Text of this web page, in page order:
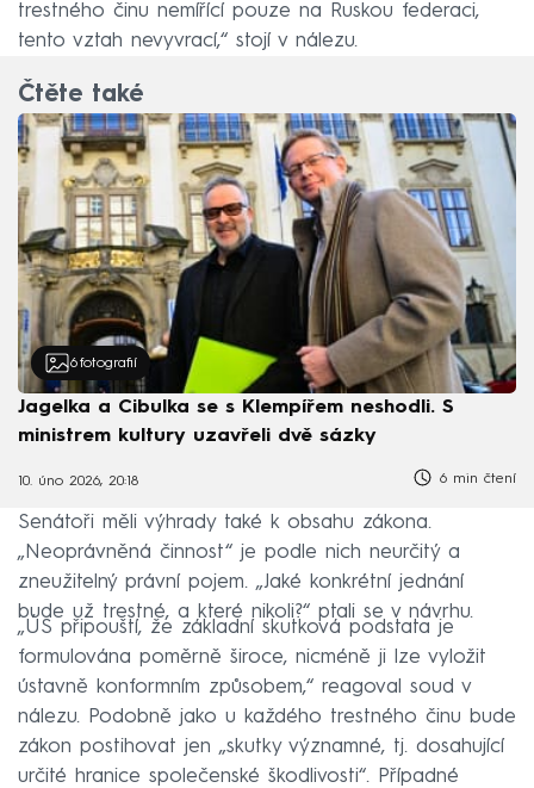
trestného činu nemířící pouze na Ruskou federaci,
tento vztah nevyvrací,“ stojí v nálezu.
Čtěte také
6 fotografií
Jagelka a Cibulka se s Klempířem neshodli. S
ministrem kultury uzavřeli dvě sázky
10. úno 2026, 20:18 6 min čtení
Senátoři měli výhrady také k obsahu zákona.
„Neoprávněná činnost“ je podle nich neurčitý a
zneužitelný právní pojem. „Jaké konkrétní jednání
bude už trestné, a které nikoli?“ ptali se v návrhu.
„ÚS připouští, že základní skutková podstata je
formulována poměrně široce, nicméně ji lze vyložit
ústavně konformním způsobem,“ reagoval soud v
nálezu. Podobně jako u každého trestného činu bude
zákon postihovat jen „skutky významné, tj. dosahující
určité hranice společenské škodlivosti“. Případné